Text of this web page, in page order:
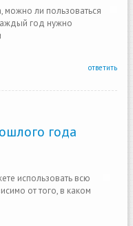
ли пользоваться
год нужно
ответить
года
использовать всю
от того, в каком